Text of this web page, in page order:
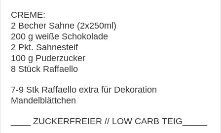
CREME:
2 Becher Sahne (2x250ml)
200 g weiße Schokolade
2 Pkt. Sahnesteif
100 g Puderzucker
8 Stück Raffaello
7-9 Stk Raffaello extra für Dekoration
Mandelblättchen
____ ZUCKERFREIER // LOW CARB TEIG_____